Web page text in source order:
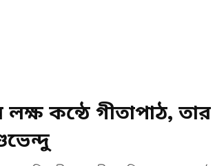
লক্ষ কন্ঠে গীতাপাঠ,